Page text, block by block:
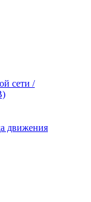
сети /
движения